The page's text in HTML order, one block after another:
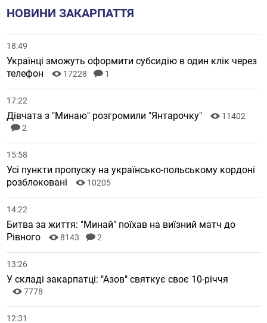
НОВИНИ ЗАКАРПАТТЯ
18:49
Українці зможуть оформити субсидію в один клік через
телефон
17228 1
17:22
Дівчата з "Минаю" розгромили "Янтарочку"
11402
2
15:58
Усі пункти пропуску на українсько-польському кордоні
розблоковані
10205
14:22
Битва за життя: "Минай" поїхав на виїзний матч до
Рівного
8143 2
13:26
У складі закарпатці: "Азов" святкує своє 10-річчя
7778
12:31